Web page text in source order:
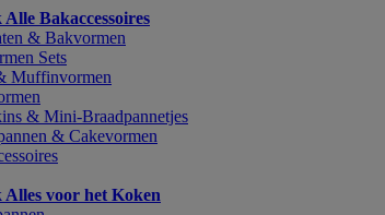
Bakaccessoires
& Bakvormen
Sets
Muffinvormen
& Mini-Braadpannetjes
& Cakevormen
voor het Koken